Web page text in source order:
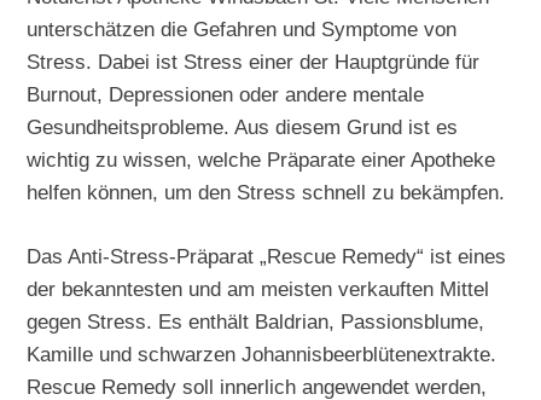
unterschätzen die Gefahren und Symptome von
Stress. Dabei ist Stress einer der Hauptgründe für
Burnout, Depressionen oder andere mentale
Gesundheitsprobleme. Aus diesem Grund ist es
wichtig zu wissen, welche Präparate einer Apotheke
helfen können, um den Stress schnell zu bekämpfen.
Das Anti-Stress-Präparat „Rescue Remedy“ ist eines
der bekanntesten und am meisten verkauften Mittel
gegen Stress. Es enthält Baldrian, Passionsblume,
Kamille und schwarzen Johannisbeerblütenextrakte.
Rescue Remedy soll innerlich angewendet werden,